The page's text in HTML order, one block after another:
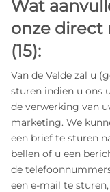
Wat
onze
(15):
Van de Velde zal u
sturen indien u ons
de verwerking van
marketing. We
een brief te sturen
bellen of u een
de
een e‑mail te